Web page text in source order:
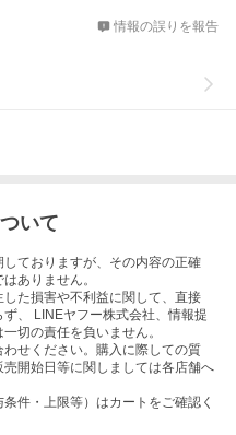
情報の誤りを報告
いて
ておりますが、その内容の正確
ありません。
た損害や不利益に関して、直接
、 LINEヤフー株式会社、情報提
切の責任を負いません。
せください。購入に際しての質
開始日等に関しましては各店舗へ
件・上限等）はカートをご確認く